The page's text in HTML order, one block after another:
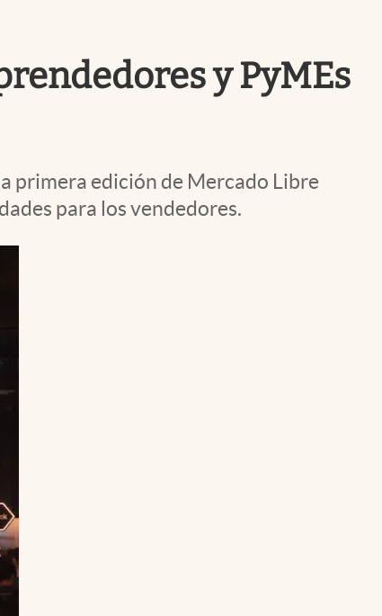
y PyMEs
primera edición de Mercado Libre
para los vendedores.